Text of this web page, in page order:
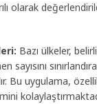
olarak
Bazı ülkeler,
sayısını
Bu uygulama,